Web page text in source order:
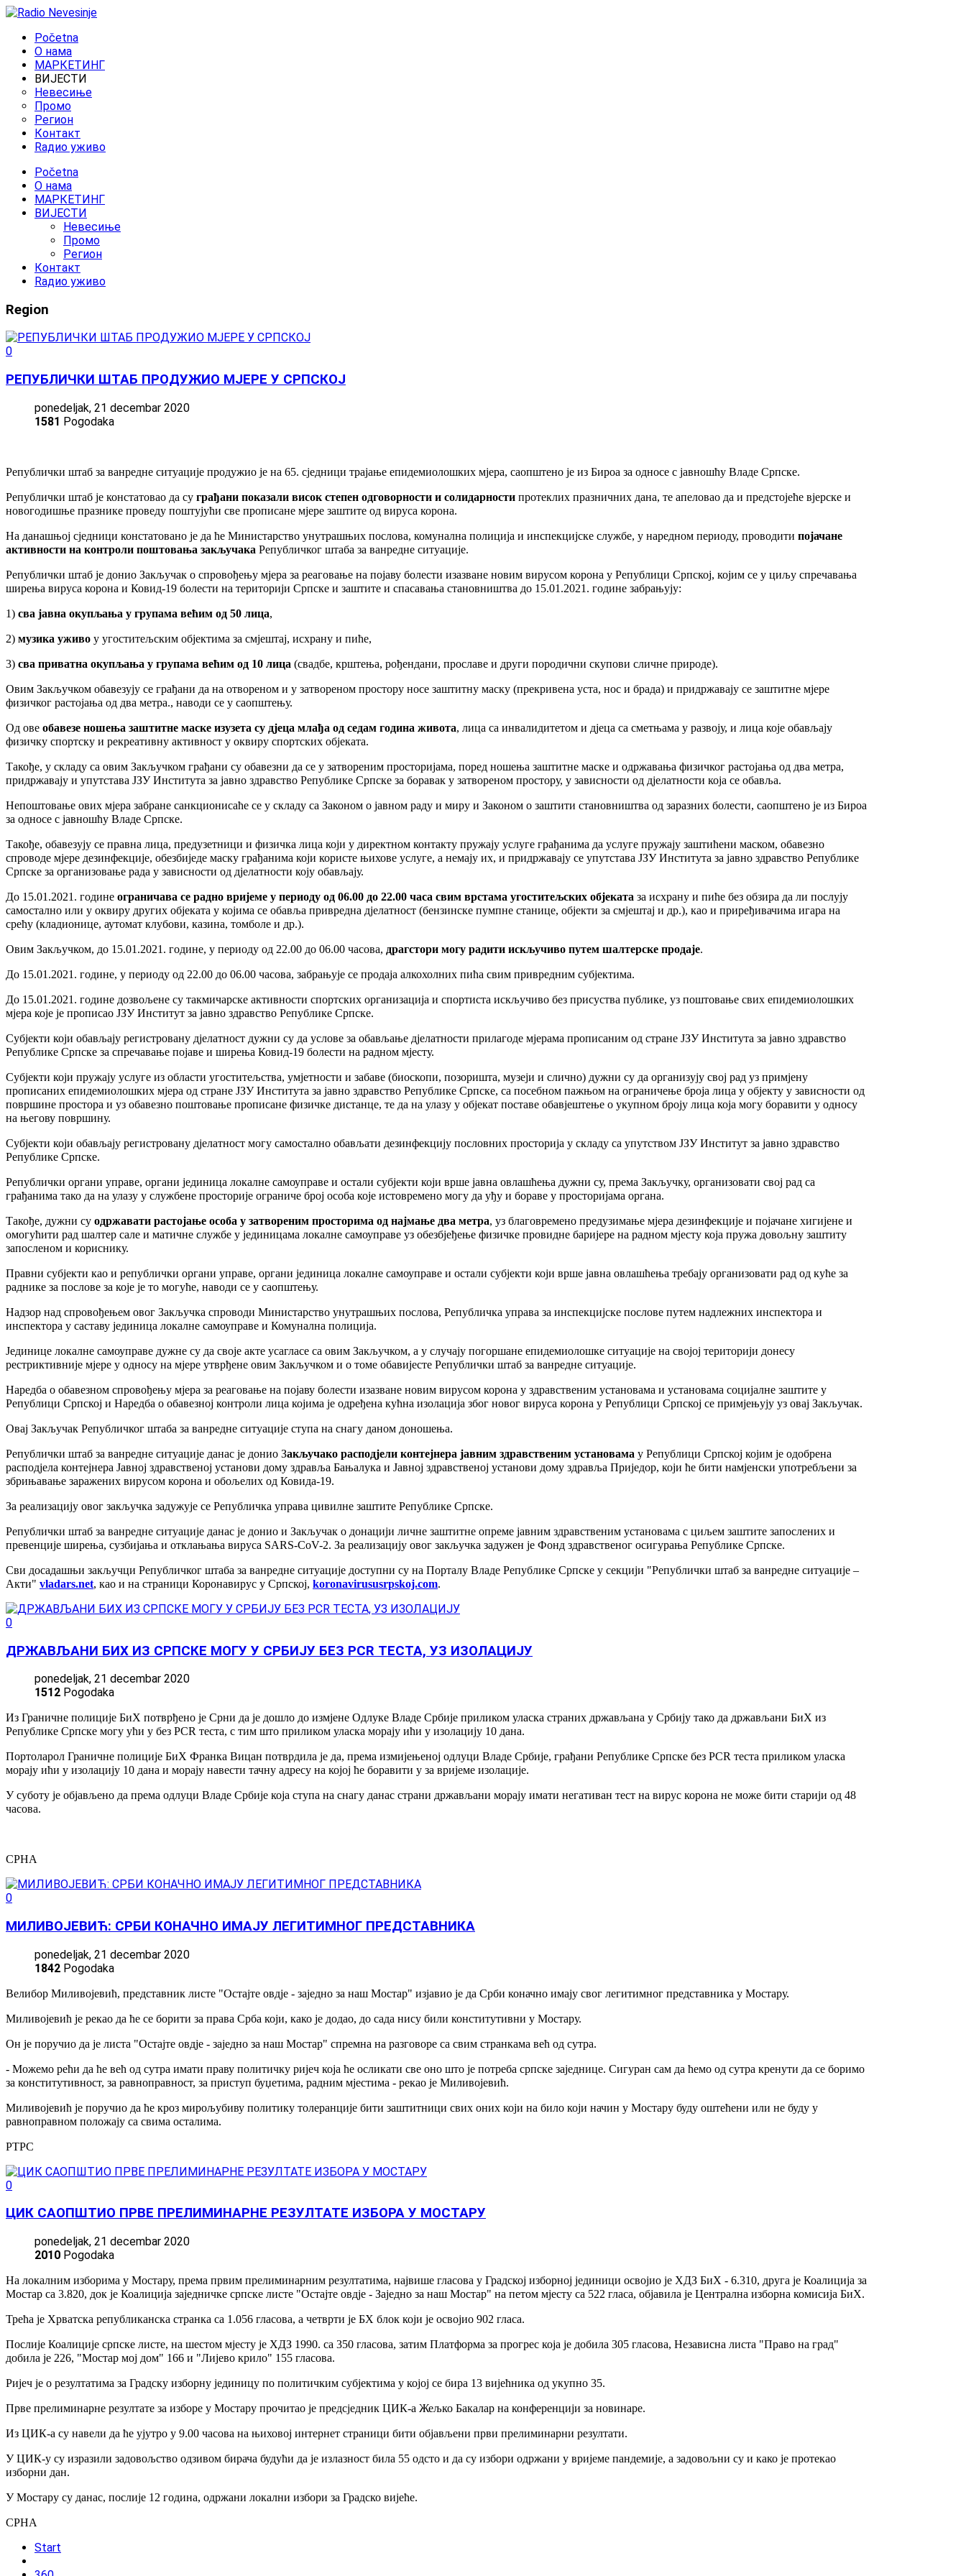
Početna
O нама
МАРКЕТИНГ
ВИЈЕСТИ
Невесиње
Промо
Регион
Контакт
Rадио уживо
Početna
O нама
МАРКЕТИНГ
ВИЈЕСТИ
Невесиње
Промо
Регион
Контакт
Rадио уживо
Region
0
РЕПУБЛИЧКИ ШТАБ ПРОДУЖИО МЈЕРЕ У СРПСКОЈ
ponedeljak, 21 decembar 2020
1581 Pogodaka
Републички штаб за ванредне ситуације продужио је на 65. сједници трајање епидемиолошких мјера, саопштено је из Бироа за односе с јавношћу Владе Српске.
Републички штаб је констатовао да су грађани показали висок степен одговорности и солидарности протеклих празничних дана, те апеловао да и предстојеће вјерске и
новогодишње празнике проведу поштујући све прописане мјере заштите од вируса корона.
На данашњој сједници констатовано је да ће Министарство унутрашњих послова, комунална полиција и инспекцијске службе, у наредном периоду, проводити појачане
активности на контроли поштовања закључака Републичког штаба за ванредне ситуације.
Републички штаб је донио Закључак о спровођењу мјера за реаговање на појаву болести изазване новим вирусом корона у Републици Српској, којим се у циљу спречавања
ширења вируса корона и Ковид-19 болести на територији Српске и заштите и спасавања становништва до 15.01.2021. године забрањују:
1) сва јавна окупљања у групама већим од 50 лица,
2) музика уживо у угоститељским објектима за смјештај, исхрану и пиће,
3) сва приватна окупљања у групама већим од 10 лица (свадбе, крштења, рођендани, прославе и други породични скупови сличне природе).
Овим Закључком обавезују се грађани да на отвореном и у затвореном простору носе заштитну маску (прекривена уста, нос и брада) и придржавају се заштитне мјере
физичког растојања од два метра., наводи се у саопштењу.
Од ове обавезе ношења заштитне маске изузета су дјеца млађа од седам година живота, лица са инвалидитетом и дјеца са сметњама у развоју, и лица које обављају
физичку спортску и рекреативну активност у оквиру спортских објеката.
Такође, у складу са овим Закључком грађани су обавезни да се у затвореним просторијама, поред ношења заштитне маске и одржавања физичког растојања од два метра,
придржавају и упутстава ЈЗУ Института за јавно здравство Републике Српске за боравак у затвореном простору, у зависности од дјелатности која се обавља.
Непоштовање ових мјера забране санкционисаће се у складу са Законом о јавном раду и миру и Законом о заштити становништва од заразних болести, саопштено је из Бироа
за односе с јавношћу Владе Српске.
Такође, обавезују се правна лица, предузетници и физичка лица који у директном контакту пружају услуге грађанима да услуге пружају заштићени маском, обавезно
спроводе мјере дезинфекције, обезбиједе маску грађанима који користе њихове услуге, а немају их, и придржавају се упутстава ЈЗУ Института за јавно здравство Републике
Српске за организовање рада у зависности од дјелатности коју обављају.
До 15.01.2021. године ограничава се радно вријеме у периоду од 06.00 до 22.00 часа свим врстама угоститељских објеката за исхрану и пиће без обзира да ли послују
самостално или у оквиру других објеката у којима се обавља привредна дјелатност (бензинске пумпне станице, објекти за смјештај и др.), као и приређивачима игара на
срећу (кладионице, аутомат клубови, казина, томболе и др.).
Овим Закључком, до 15.01.2021. године, у периоду од 22.00 до 06.00 часова, драгстори могу радити искључиво путем шалтерске продаје.
До 15.01.2021. године, у периоду од 22.00 до 06.00 часова, забрањује се продаја алкохолних пића свим привредним субјектима.
До 15.01.2021. године дозвољене су такмичарске активности спортских организација и спортиста искључиво без присуства публике, уз поштовање свих епидемиолошких
мјера које је прописао ЈЗУ Институт за јавно здравство Републике Српске.
Субјекти који обављају регистровану дјелатност дужни су да услове за обављање дјелатности прилагоде мјерама прописаним од стране ЈЗУ Института за јавно здравство
Републике Српске за спречавање појаве и ширења Ковид-19 болести на радном мјесту.
Субјекти који пружају услуге из области угоститељства, умјетности и забаве (биоскопи, позоришта, музеји и слично) дужни су да организују свој рад уз примјену
прописаних епидемиолошких мјера од стране ЈЗУ Института за јавно здравство Републике Српске, са посебном пажњом на ограничење броја лица у објекту у зависности од
површине простора и уз обавезно поштовање прописане физичке дистанце, те да на улазу у објекат поставе обавјештење о укупном броју лица која могу боравити у односу
на његову површину.
Субјекти који обављају регистровану дјелатност могу самостално обављати дезинфекцију пословних просторија у складу са упутством ЈЗУ Институт за јавно здравство
Републике Српске.
Републички органи управе, органи јединица локалне самоуправе и остали субјекти који врше јавна овлашћења дужни су, према Закључку, организовати свој рад са
грађанима тако да на улазу у службене просторије ограниче број особа које истовремено могу да уђу и бораве у просторијама органа.
Такође, дужни су одржавати растојање особа у затвореним просторима од најмање два метра, уз благовремено предузимање мјера дезинфекције и појачане хигијене и
омогућити рад шалтер сале и матичне службе у јединицама локалне самоуправе уз обезбјеђење физичке провидне баријере на радном мјесту која пружа довољну заштиту
запосленом и кориснику.
Правни субјекти као и републички органи управе, органи јединица локалне самоуправе и остали субјекти који врше јавна овлашћења требају организовати рад од куће за
раднике за послове за које је то могуће, наводи се у саопштењу.
Надзор над спровођењем овог Закључка спроводи Министарство унутрашњих послова, Републичка управа за инспекцијске послове путем надлежних инспектора и
инспектора у саставу јединица локалне самоуправе и Комунална полиција.
Јединице локалне самоуправе дужне су да своје акте усагласе са овим Закључком, а у случају погоршане епидемиолошке ситуације на својој територији донесу
рестриктивније мјере у односу на мјере утврђене овим Закључком и о томе обавијесте Републички штаб за ванредне ситуације.
Наредба о обавезном спровођењу мјера за реаговање на појаву болести изазване новим вирусом корона у здравственим установама и установама социјалне заштите у
Републици Српској и Наредба о обавезној контроли лица којима је одређена кућна изолација због новог вируса корона у Републици Српској се примјењују уз овај Закључак.
Овај Закључак Републичког штаба за ванредне ситуације ступа на снагу даном доношења.
Републички штаб за ванредне ситуације данас је донио Закључако расподјели контејнера јавним здравственим установама у Републици Српској којим је одобрена
расподјела контејнера Јавној здравственој установи дому здравља Бањалука и Јавној здравственој установи дому здравља Приједор, који ће бити намјенски употребљени за
збрињавање заражених вирусом корона и обољелих од Ковида-19.
За реализацију овог закључка задужује се Републичка управа цивилне заштите Републике Српске.
Републички штаб за ванредне ситуације данас је донио и Закључак о донацији личне заштитне опреме јавним здравственим установама с циљем заштите запослених и
превенције ширења, сузбијања и отклањања вируса SARS-CoV-2. За реализацију овог закључка задужен је Фонд здравственог осигурања Републике Српске.
Сви досадашњи закључци Републичког штаба за ванредне ситуације доступни су на Порталу Владе Републике Српске у секцији "Републички штаб за ванредне ситуације –
Акти" vladars.net, као и на страници Коронавирус у Српској, koronavirususrpskoj.com.
0
ДРЖАВЉАНИ БИХ ИЗ СРПСКЕ МОГУ У СРБИЈУ БЕЗ PCR ТЕСТА, УЗ ИЗОЛАЦИЈУ
ponedeljak, 21 decembar 2020
1512 Pogodaka
Из Граничне полиције БиХ потврђено је Срни да је дошло до измјене Одлуке Владе Србије приликом уласка страних држављана у Србију тако да држављани БиХ из
Републике Српске могу ући у без PCR теста, с тим што приликом уласка морају ићи у изолацију 10 дана.
Портоларол Граничне полиције БиХ Франка Вицан потврдила је да, према измијењеној одлуци Владе Србије, грађани Републике Српске без PCR теста приликом уласка
морају ићи у изолацију 10 дана и морају навести тачну адресу на којој ће боравити у за вријеме изолације.
У суботу је објављено да према одлуци Владе Србије која ступа на снагу данас страни држављани морају имати негативан тест на вирус корона не може бити старији од 48
часова.
СРНА
0
МИЛИВОЈЕВИЋ: СРБИ КОНАЧНО ИМАЈУ ЛЕГИТИМНОГ ПРЕДСТАВНИКА
ponedeljak, 21 decembar 2020
1842 Pogodaka
Велибор Миливојевић, представник листе "Остајте овдје - заједно за наш Мостар" изјавио је да Срби коначно имају свог легитимног представника у Мостару.
Миливојевић је рекао да ће се борити за права Срба који, како је додао, до сада нису били конститутивни у Мостару.
Он је поручио да је листа "Остајте овдје - заједно за наш Мостар" спремна на разговоре са свим странкама већ од сутра.
- Можемо рећи да ће већ од сутра имати праву политичку ријеч која ће осликати све оно што је потреба српске заједнице. Сигуран сам да ћемо од сутра кренути да се боримо
за конститутивност, за равноправност, за приступ буџетима, радним мјестима - рекао је Миливојевић.
Миливојевић је поручио да ће кроз мирољубиву политику толеранције бити заштитници свих оних који на било који начин у Мостару буду оштећени или не буду у
равноправном положају са свима осталима.
РТРС
0
ЦИК САОПШТИО ПРВЕ ПРЕЛИМИНАРНЕ РЕЗУЛТАТЕ ИЗБОРА У МОСТАРУ
ponedeljak, 21 decembar 2020
2010 Pogodaka
На локалним изборима у Мостару, према првим прелиминарним резултатима, највише гласова у Градској изборној јединици освојио је ХДЗ БиХ - 6.310, друга је Коалиција за
Мостар са 3.820, док је Коалиција заједничке српске листе "Остајте овдје - Заједно за наш Мостар" на петом мјесту са 522 гласа, објавила је Централна изборна комисија БиХ.
Трећа је Хрватска републиканска странка са 1.056 гласова, а четврти је БХ блок који је освојио 902 гласа.
Послије Коалиције српске листе, на шестом мјесту је ХДЗ 1990. са 350 гласова, затим Платформа за прогрес која је добила 305 гласова, Независна листа "Право на град"
добила је 226, "Мостар мој дом" 166 и "Лијево крило" 155 гласова.
Ријеч је о резултатима за Градску изборну јединицу по политичким субјектима у којој се бира 13 вијећника од укупно 35.
Прве прелиминарне резултате за изборе у Мостару прочитао је предсједник ЦИК-а Жељко Бакалар на конференцији за новинаре.
Из ЦИК-а су навели да ће ујутро у 9.00 часова на њиховој интернет страници бити објављени први прелиминарни резултати.
У ЦИК-у су изразили задовољство одзивом бирача будући да је излазност била 55 одсто и да су избори одржани у вријеме пандемије, а задовољни су и како је протекао
изборни дан.
У Мостару су данас, послије 12 година, одржани локални избори за Градско вијеће.
СРНА
Start